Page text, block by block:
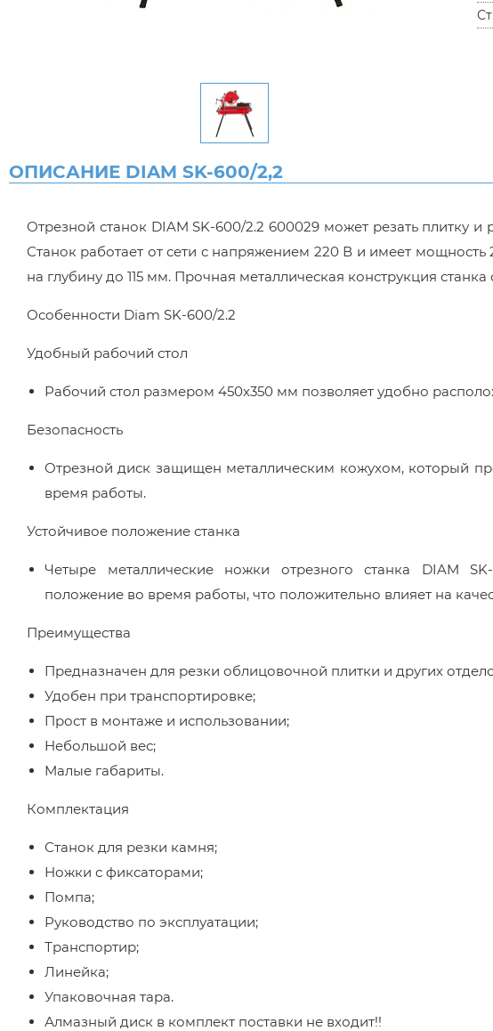
ОПИСАНИЕ DIAM SK-600/2,2
Отрезной станок DIAM SK-600/2.2 600029 может резать плитку
Станок работает от сети с напряжением 220 В и имеет
на глубину до 115 мм. Прочная металлическая конструкция
Особенности Diam SK-600/2.2
Удобный рабочий стол
Рабочий стол размером 450х350 мм позволяет удобно
Безопасность
Отрезной диск защищен металлическим кожухом, который
время работы.
Устойчивое положение станка
Четыре металлические ножки отрезного станка DIAM
положение во время работы, что положительно влияет на
Преимущества
Предназначен для резки облицовочной плитки и других
Удобен при транспортировке;
Прост в монтаже и использовании;
Небольшой вес;
Малые габариты.
Комплектация
Станок для резки камня;
Ножки с фиксаторами;
Помпа;
Руководство по эксплуатации;
Транспортир;
Линейка;
Упаковочная тара.
Алмазный диск в комплект поставки не входит!!